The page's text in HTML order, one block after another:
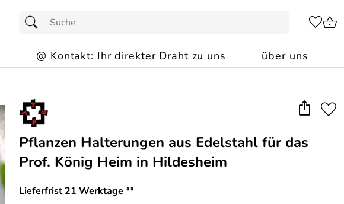
@ Kontakt: Ihr direkter Draht zu uns über uns
Pflanzen Halterungen aus Edelstahl für das
Prof. König Heim in Hildesheim
Lieferfrist 21 Werktage **